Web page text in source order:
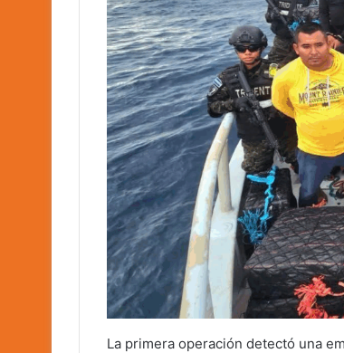
La primera operación detectó una